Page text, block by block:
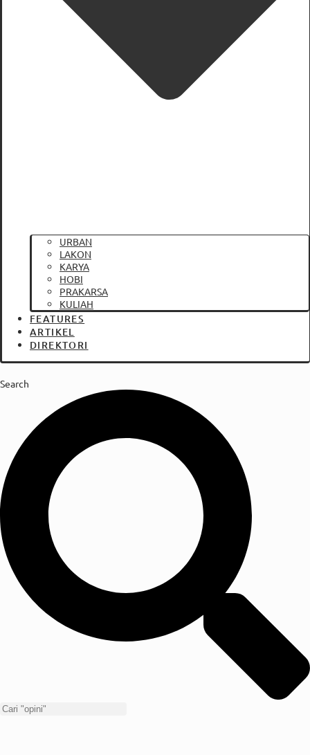
URBAN
LAKON
KARYA
HOBI
PRAKARSA
KULIAH
FEATURES
ARTIKEL
DIREKTORI
Search